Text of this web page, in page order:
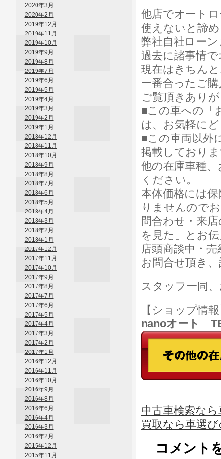
2020年3月
2020年2月
2019年12月
2019年11月
2019年10月
2019年9月
2019年8月
2019年7月
2019年6月
2019年5月
2019年4月
2019年3月
2019年2月
2019年1月
2018年12月
2018年11月
2018年10月
2018年9月
2018年8月
2018年7月
2018年6月
2018年5月
2018年4月
2018年3月
2018年2月
2018年1月
2017年12月
2017年11月
2017年10月
2017年9月
2017年8月
2017年7月
2017年6月
2017年5月
2017年4月
2017年3月
2017年2月
2017年1月
2016年12月
2016年11月
2016年10月
2016年9月
2016年8月
2016年6月
2016年4月
2016年3月
2016年2月
2015年12月
2015年11月
他店でオート
使えないと諦
弊社自社ロー
過去に諸事情
現在はきちん
一番合ったご
ご覧頂きあり
■この車への「
は、お気軽に
■この車両以外
掲載しており
他の在庫車種
ください。
本体価格には
りませんので
問合わせ・来
を見た」とお
店頭商談中・
お問合せ頂き
スタッフ一同
【ショップ情
nanoオート
中古車検索な
買取なら車選
コメント